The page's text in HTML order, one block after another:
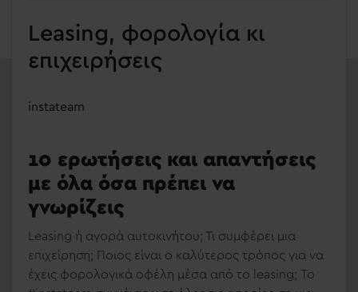
Leasing, φορολογία κι
επιχειρήσεις
instateam
10 ερωτήσεις και απαντήσεις
με όλα όσα πρέπει να
γνωρίζεις
Leasing ή αγορά αυτοκινήτου; Τι συμφέρει μια
επιχείρηση; Ποιος είναι ο καλύτερος τρόπος για να
έχεις φορολογικά οφέλη μέσα από το leasing; Το